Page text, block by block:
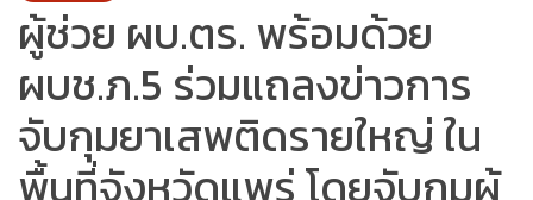
ผู้ช่วย ผบ.ตร. พร้อมด้วย
ผบช.ภ.5 ร่วมแถลงข่าวการ
จับกุมยาเสพติดรายใหญ่ ใน
พื้นที่จังหวัดแพร่ โดยจับกุมผู้